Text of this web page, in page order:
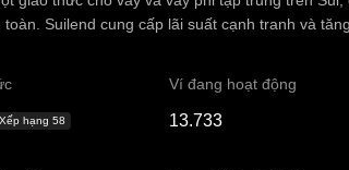
toàn. Suilend cung cấp lãi suất cạnh tranh và
Xếp hạng 58
Ví đang hoạt động
13.733